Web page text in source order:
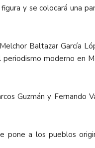
y se colocará una
Baltazar García
moderno en
Guzmán y Fernando
a los pueblos